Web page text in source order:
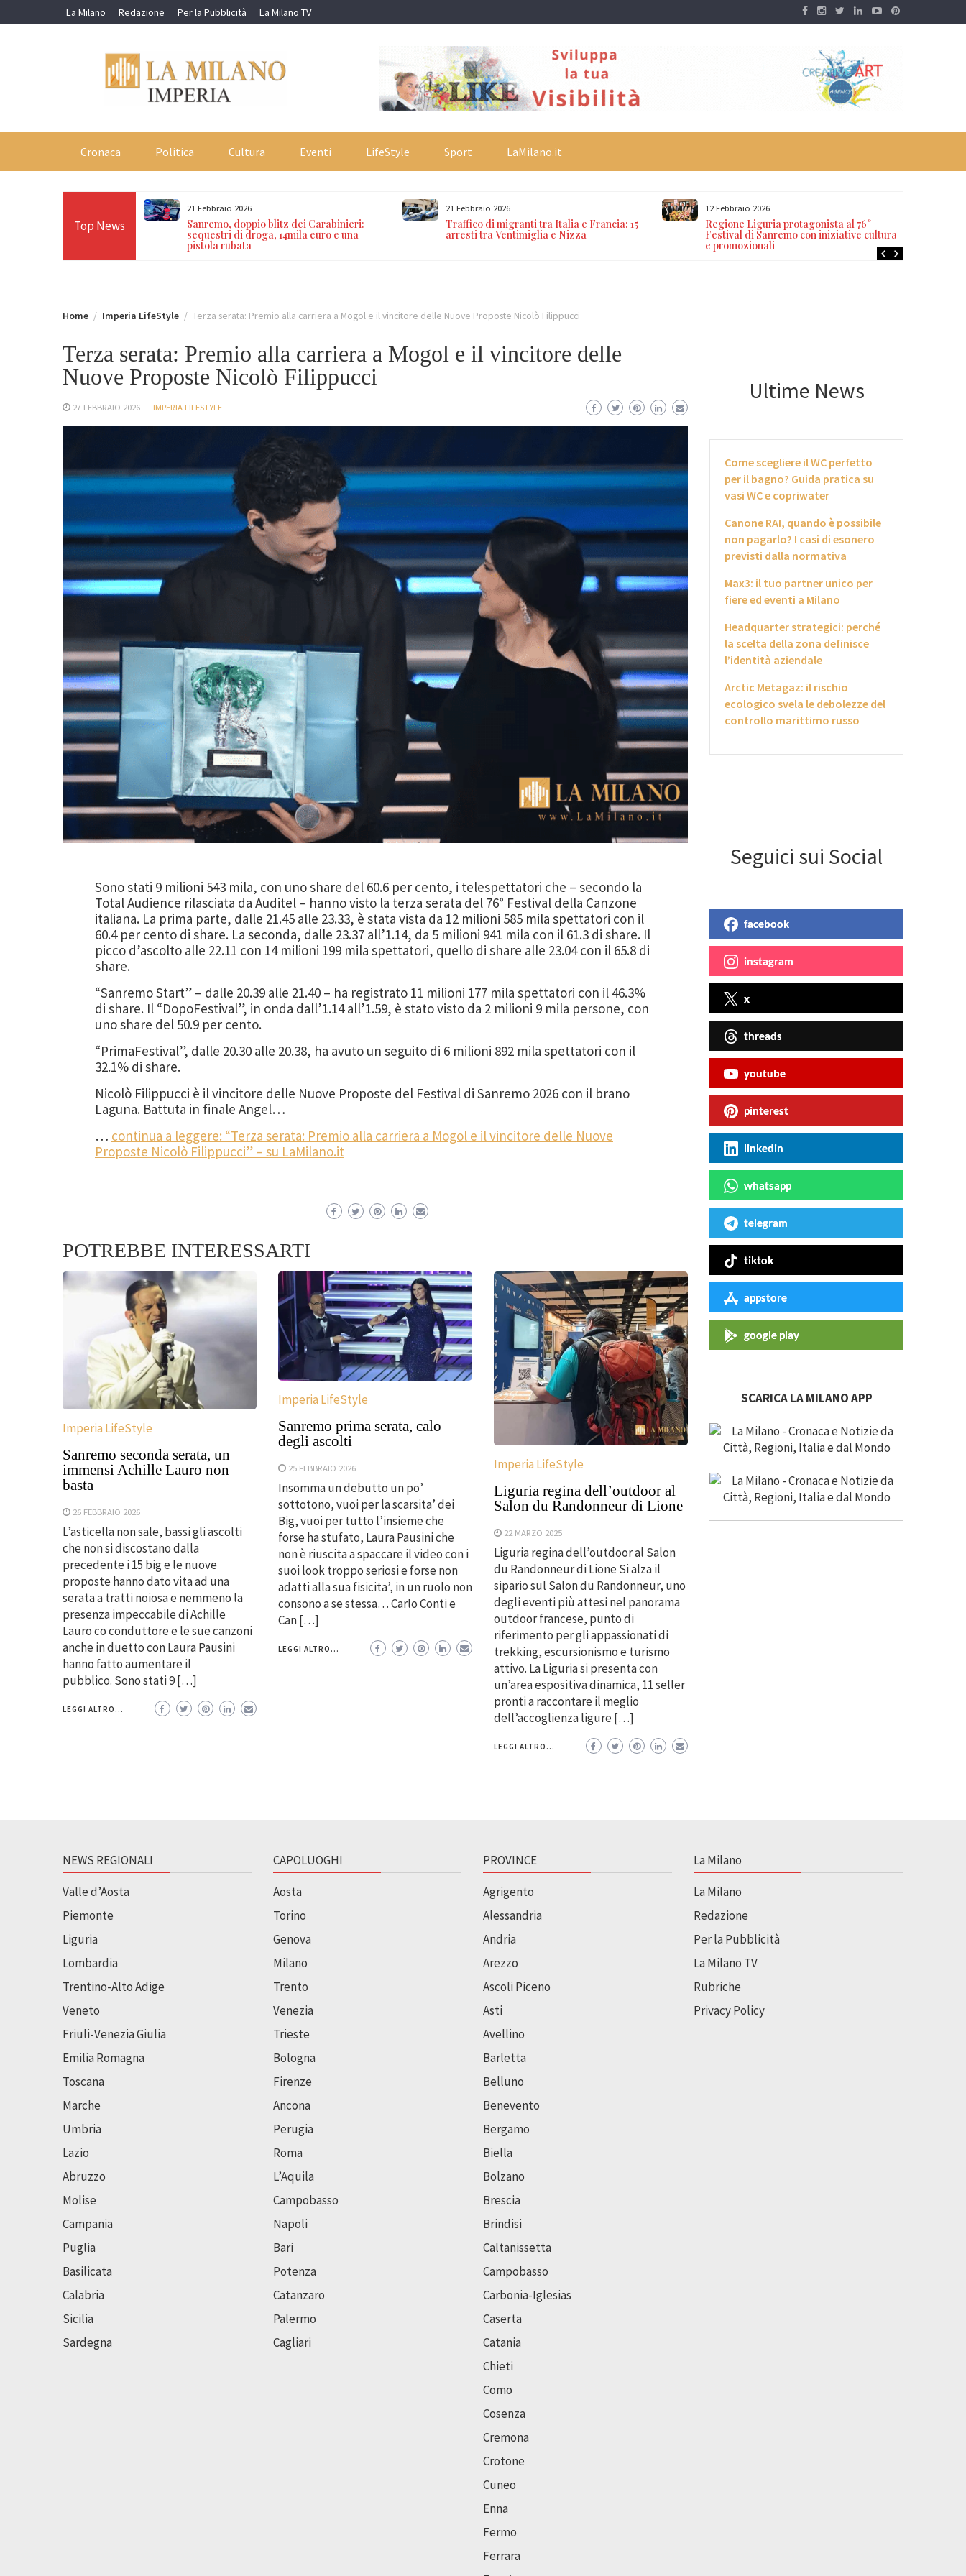
to
La Milano Redazione Per la Pubblicità La Milano TV
Cronaca Politica Cultura Eventi LifeStyle Sport LaMilano.it
Top News
alla carriera a Mogol
Nuove Proposte Nicolò
21 Febbraio 2026
Sanremo, doppio blitz dei Carabinieri:
sequestri di droga, 14mila euro e una
pistola rubata
21 Febbraio 2026
Traffico di migranti tra Italia e Francia: 15
arresti tra Ventimiglia e Nizza
12 Febbraio 2026
Regione Liguria protagonista al 76°
Festival di Sanremo con iniziative culturali
e promozionali
Home Imperia LifeStyle Terza serata: Premio alla carriera a Mogol e il vincitore delle Nuove Proposte Nicolò Filippucci
Terza serata: Premio alla carriera a Mogol e il vincitore delle
Nuove Proposte Nicolò Filippucci
27 FEBBRAIO 2026 IMPERIA LIFESTYLE
Sono stati 9 milioni 543 mila, con uno share del 60.6 per cento, i telespettatori che – secondo la
Total Audience rilasciata da Auditel – hanno visto la terza serata del 76° Festival della Canzone
italiana. La prima parte, dalle 21.45 alle 23.33, è stata vista da 12 milioni 585 mila spettatori con il
60.4 per cento di share. La seconda, dalle 23.37 all’1.14, da 5 milioni 941 mila con il 61.3 di share. Il
picco d’ascolto alle 22.11 con 14 milioni 199 mila spettatori, quello di share alle 23.04 con il 65.8 di
share.
“Sanremo Start” – dalle 20.39 alle 21.40 – ha registrato 11 milioni 177 mila spettatori con il 46.3%
di share. Il “DopoFestival”, in onda dall’1.14 all’1.59, è stato visto da 2 milioni 9 mila persone, con
uno share del 50.9 per cento.
“PrimaFestival”, dalle 20.30 alle 20.38, ha avuto un seguito di 6 milioni 892 mila spettatori con il
32.1% di share.
Nicolò Filippucci è il vincitore delle Nuove Proposte del Festival di Sanremo 2026 con il brano
Laguna. Battuta in finale Angel…
… continua a leggere: “Terza serata: Premio alla carriera a Mogol e il vincitore delle Nuove
Proposte Nicolò Filippucci” – su LaMilano.it
POTREBBE INTERESSARTI
Imperia LifeStyle
Sanremo seconda serata, un
immensi Achille Lauro non
basta
26 FEBBRAIO 2026
L’asticella non sale, bassi gli ascolti
che non si discostano dalla
precedente i 15 big e le nuove
proposte hanno dato vita ad una
serata a tratti noiosa e nemmeno la
presenza impeccabile di Achille
Lauro co conduttore e le sue canzoni
anche in duetto con Laura Pausini
hanno fatto aumentare il
pubblico. Sono stati 9 […]
LEGGI ALTRO...
Imperia LifeStyle
Sanremo prima serata, calo
degli ascolti
25 FEBBRAIO 2026
Insomma un debutto un po’
sottotono, vuoi per la scarsita’ dei
Big, vuoi per tutto l’insieme che
forse ha stufato, Laura Pausini che
non è riuscita a spaccare il video con i
suoi look troppo seriosi e forse non
adatti alla sua fisicita’, in un ruolo non
consono a se stessa… Carlo Conti e
Can […]
LEGGI ALTRO...
Imperia LifeStyle
Liguria regina dell’outdoor al
Salon du Randonneur di Lione
22 MARZO 2025
Liguria regina dell’outdoor al Salon
du Randonneur di Lione Si alza il
sipario sul Salon du Randonneur, uno
degli eventi più attesi nel panorama
outdoor francese, punto di
riferimento per gli appassionati di
trekking, escursionismo e turismo
attivo. La Liguria si presenta con
un’area espositiva dinamica, 11 seller
pronti a raccontare il meglio
dell’accoglienza ligure […]
LEGGI ALTRO...
Ultime News
Come scegliere il WC perfetto
per il bagno? Guida pratica su
vasi WC e copriwater
Canone RAI, quando è possibile
non pagarlo? I casi di esonero
previsti dalla normativa
Max3: il tuo partner unico per
fiere ed eventi a Milano
Headquarter strategici: perché
la scelta della zona definisce
l’identità aziendale
Arctic Metagaz: il rischio
ecologico svela le debolezze del
controllo marittimo russo
Seguici sui Social
facebook
instagram
x
threads
youtube
pinterest
linkedin
whatsapp
telegram
tiktok
appstore
google play
SCARICA LA MILANO APP
NEWS REGIONALI
Valle d’Aosta
Piemonte
Liguria
Lombardia
Trentino-Alto Adige
Veneto
Friuli-Venezia Giulia
Emilia Romagna
Toscana
Marche
Umbria
Lazio
Abruzzo
Molise
Campania
Puglia
Basilicata
Calabria
Sicilia
Sardegna
CAPOLUOGHI
Aosta
Torino
Genova
Milano
Trento
Venezia
Trieste
Bologna
Firenze
Ancona
Perugia
Roma
L’Aquila
Campobasso
Napoli
Bari
Potenza
Catanzaro
Palermo
Cagliari
PROVINCE
Agrigento
Alessandria
Andria
Arezzo
Ascoli Piceno
Asti
Avellino
Barletta
Belluno
Benevento
Bergamo
Biella
Bolzano
Brescia
Brindisi
Caltanissetta
Campobasso
Carbonia-Iglesias
Caserta
Catania
Chieti
Como
Cosenza
Cremona
Crotone
Cuneo
Enna
Fermo
Ferrara
La Milano
La Milano
Redazione
Per la Pubblicità
La Milano TV
Rubriche
Privacy Policy